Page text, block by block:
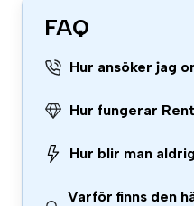
FAQ
Hur ansöker jag
Hur fungerar
Hur blir man
Varför finns den